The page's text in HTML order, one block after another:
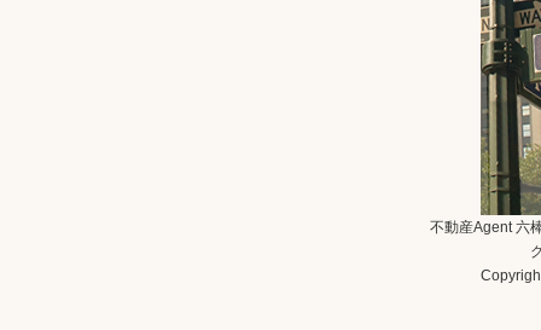
不動産Agent 六